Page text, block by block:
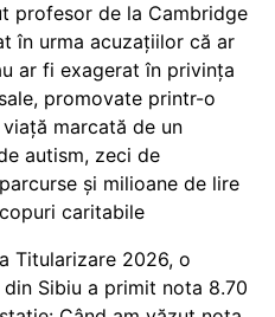
profesor de la Cambridge
în urma acuzațiilor că ar
ar fi exagerat în privința
promovate printr-o
marcată de un
autism, zeci de
și milioane de lire
caritabile
Titularizare 2026, o
Sibiu a primit nota 8.70